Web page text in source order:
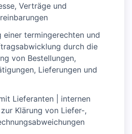
Verträge und
einer termingerechten und
durch die
von Bestellungen,
Lieferungen und
Lieferanten | internen
Klärung von Liefer-,